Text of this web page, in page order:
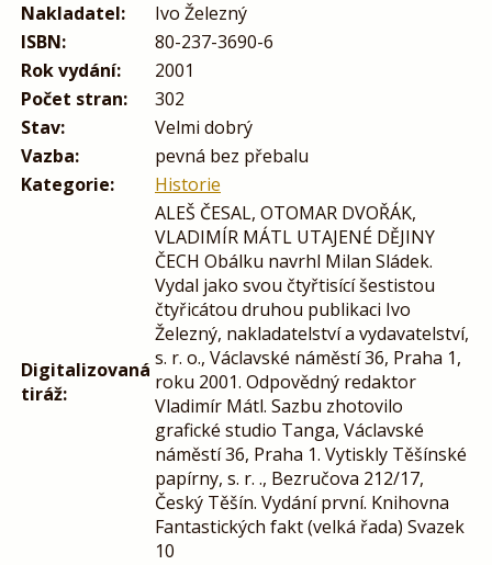
Nakladatel:
Ivo Železný
ISBN:
80-237-3690-6
Rok vydání:
2001
Počet stran:
302
Stav:
Velmi dobrý
Vazba:
pevná bez přebalu
Kategorie:
Historie
Digitalizovaná
tiráž:
ALEŠ ČESAL, OTOMAR DVOŘÁK,
VLADIMÍR MÁTL UTAJENÉ DĚJINY
ČECH Obálku navrhl Milan Sládek.
Vydal jako svou čtyřtisící šestistou
čtyřicátou druhou publikaci Ivo
Železný, nakladatelství a vydavatelství,
s. r. o., Václavské náměstí 36, Praha 1,
roku 2001. Odpovědný redaktor
Vladimír Mátl. Sazbu zhotovilo
grafické studio Tanga, Václavské
náměstí 36, Praha 1. Vytiskly Těšínské
papírny, s. r. ., Bezručova 212/17,
Český Těšín. Vydání první. Knihovna
Fantastických fakt (velká řada) Svazek
10